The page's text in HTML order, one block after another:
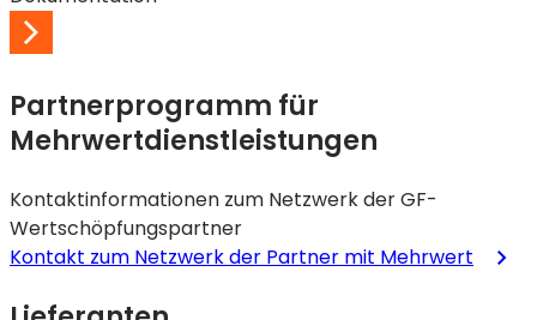
Partnerprogramm für
Mehrwertdienstleistungen
Kontaktinformationen zum Netzwerk der GF-
Wertschöpfungspartner
Kontakt zum Netzwerk der Partner mit Mehrwert